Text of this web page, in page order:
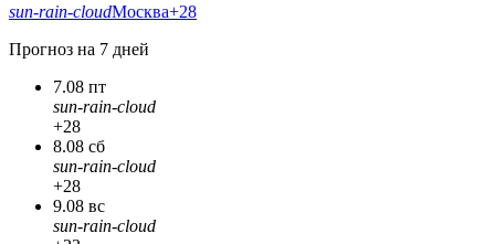
sun-rain-cloudМосква+28
Прогноз на 7 дней
7.08 пт
sun-rain-cloud
+28
8.08 сб
sun-rain-cloud
+28
9.08 вс
sun-rain-cloud